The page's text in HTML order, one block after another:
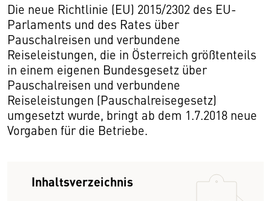
Die neue Richtlinie (EU) 2015/2302 des EU-
Parlaments und des Rates über
Pauschalreisen und verbundene
Reiseleistungen, die in Österreich größtenteils
in einem eigenen Bundesgesetz über
Pauschalreisen und verbundene
Reiseleistungen (Pauschalreisegesetz)
umgesetzt wurde, bringt ab dem 1.7.2018 neue
Vorgaben für die Betriebe.
Inhaltsverzeichnis